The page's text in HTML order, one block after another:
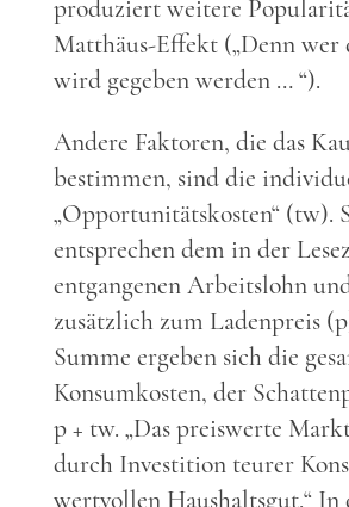
produziert weitere
Matthäus-Effekt („Denn wer
wird gegeben werden … “).
Andere Faktoren, die das
bestimmen, sind die
„Opportunitätskosten“ (tw).
entsprechen dem in der
entgangenen Arbeitslohn
zusätzlich zum Ladenpreis
Summe ergeben sich die
Konsumkosten, der
p + tw. „Das preiswerte
durch Investition teurer
wertvollen Haushaltsgut.“ In